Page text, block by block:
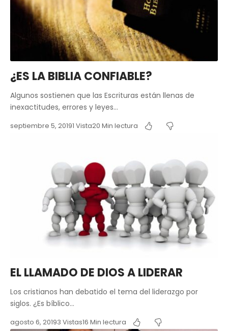
¿ES LA BIBLIA CONFIABLE?
Algunos sostienen que las Escrituras están llenas de
inexactitudes, errores y leyes…
septiembre 5, 20191 Vista20 Min lectura
EL LLAMADO DE DIOS A LIDERAR
Los cristianos han debatido el tema del liderazgo por
siglos. ¿Es bíblico…
agosto 6, 20193 Vistas16 Min lectura